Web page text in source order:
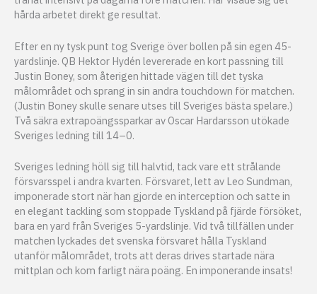
hårda arbetet direkt ge resultat.
Efter en ny tysk punt tog Sverige över bollen på sin egen 45-
yardslinje. QB Hektor Hydén levererade en kort passning till
Justin Boney, som återigen hittade vägen till det tyska
målområdet och sprang in sin andra touchdown för matchen.
(Justin Boney skulle senare utses till Sveriges bästa spelare.)
Två säkra extrapoängssparkar av Oscar Hardarsson utökade
Sveriges ledning till 14–0.
Sveriges ledning höll sig till halvtid, tack vare ett strålande
försvarsspel i andra kvarten. Försvaret, lett av Leo Sundman,
imponerade stort när han gjorde en interception och satte in
en elegant tackling som stoppade Tyskland på fjärde försöket,
bara en yard från Sveriges 5-yardslinje. Vid två tillfällen under
matchen lyckades det svenska försvaret hålla Tyskland
utanför målområdet, trots att deras drives startade nära
mittplan och kom farligt nära poäng. En imponerande insats!